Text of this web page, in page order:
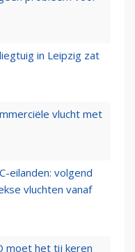
in Leipzig zat
vlucht met
eilanden: volgend
vluchten vanaf
moet het tij keren